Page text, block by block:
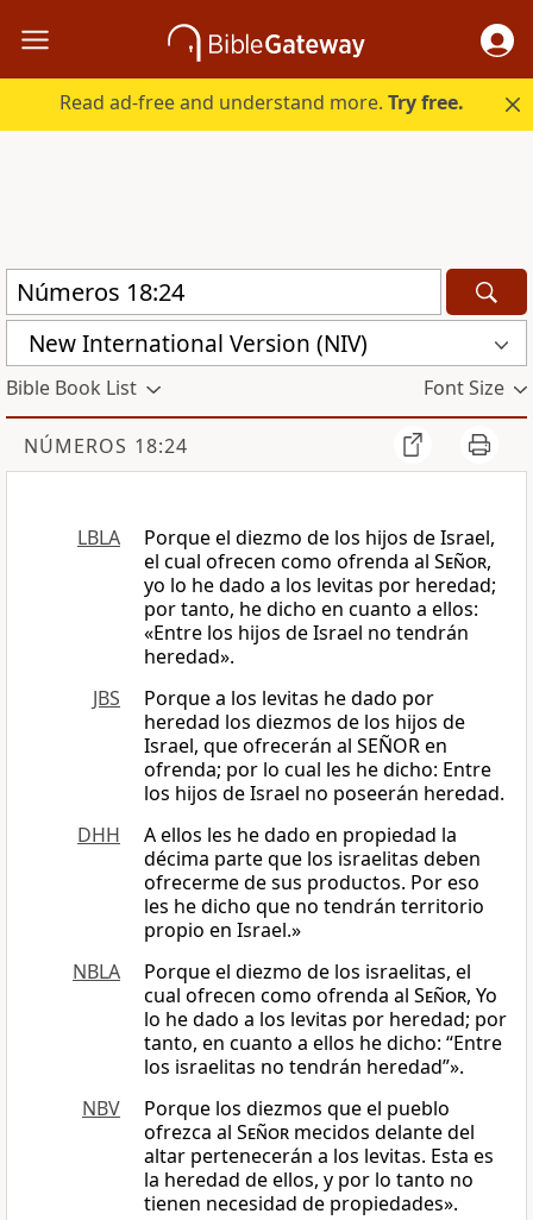
Read ad-free and understand more.Try free.
New International Version (NIV)
Bible Book List Font Size
NÚMEROS 18:24
LBLA
Porque el diezmo de los hijos de Israel,
el cual ofrecen como ofrenda al Señor,
yo lo he dado a los levitas por heredad;
por tanto, he dicho en cuanto a ellos:
«Entre los hijos de Israel no tendrán
heredad».
JBS
Porque a los levitas he dado por
heredad los diezmos de los hijos de
Israel, que ofrecerán al SEÑOR en
ofrenda; por lo cual les he dicho: Entre
los hijos de Israel no poseerán heredad.
DHH
A ellos les he dado en propiedad la
décima parte que los israelitas deben
ofrecerme de sus productos. Por eso
les he dicho que no tendrán territorio
propio en Israel.»
NBLA
Porque el diezmo de los israelitas, el
cual ofrecen como ofrenda al Señor, Yo
lo he dado a los levitas por heredad; por
tanto, en cuanto a ellos he dicho: “Entre
los israelitas no tendrán heredad”».
NBV
Porque los diezmos que el pueblo
ofrezca al Señor mecidos delante del
altar pertenecerán a los levitas. Esta es
la heredad de ellos, y por lo tanto no
tienen necesidad de propiedades».